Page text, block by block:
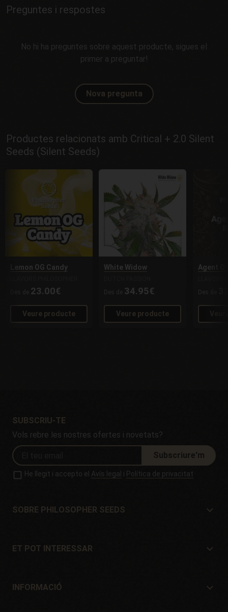
Preguntes i respostes
No hi ha preguntes sobre aquest producte, sigues el
primer a preguntar!
Nova pregunta
Productes relacionats amb Critical + 2.0 Silent
Seeds (Silent Seeds)
Lemon OG Candy
Des de 23.00€
Veure producte
White Widow
Des de 34.95€
Veure producte
Agent
Des de
SUBSCRIU-TE
Vols rebre les nostres ofertes i novetats?
Subscriure'm
He llegit i accepto el Avís legal i Política de privacitat
SOBRE PHILOSOPHER SEEDS
Situació i Contacte
ET POT INTERESSAR
Ofertes
INFORMACIÓ